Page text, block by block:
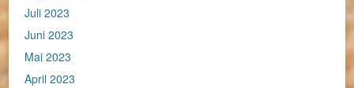
Juli 2023
Juni 2023
Mai 2023
April 2023